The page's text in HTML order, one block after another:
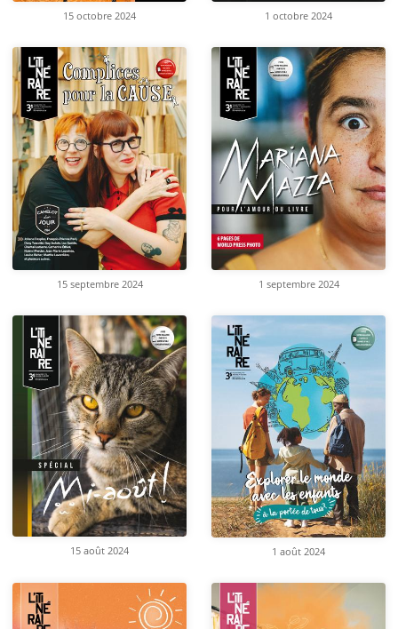
15 octobre 2024 1 octobre 2024
15 septembre 2024 1 septembre 2024
15 août 2024 1 août 2024